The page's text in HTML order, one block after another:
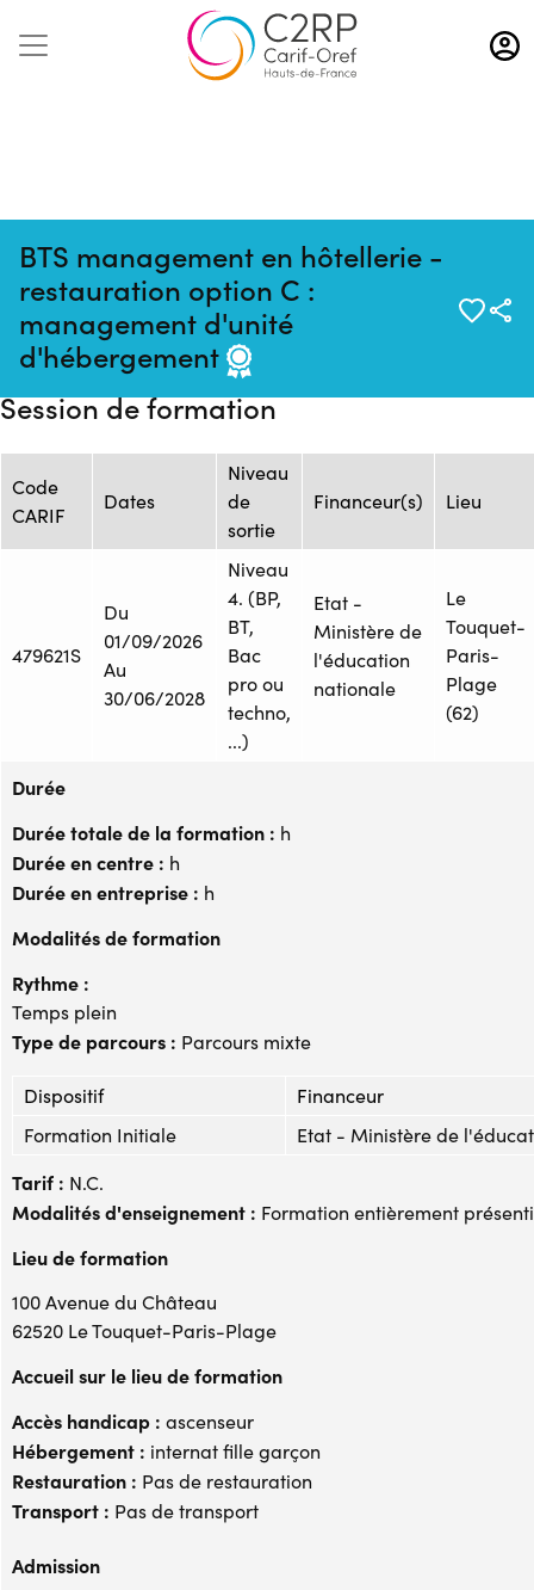
Aller
au
contenu
BTS management en hôtellerie -
restauration option C :
management d'unité
d'hébergement
09/08/2026
Formation :
ONISEP_FOR.5861_AF.15805
Source :
Flux
Session de formation
Code
CARIF
Dates
Niveau
de
sortie
Financeur(s) Lieu
479621S
Du
01/09/2026
Au
30/06/2028
Niveau
4. (BP,
BT,
Bac
pro ou
techno,
...)
Etat -
Ministère de
l'éducation
nationale
Le
Touquet-
Paris-
Plage
(62)
Durée
Durée totale de la formation : h
Durée en centre : h
Durée en entreprise : h
Modalités de formation
Rythme :
Temps plein
Type de parcours : Parcours mixte
Dispositif
Financeur
Formation Initiale
Etat - Ministère de
Tarif : N.C.
Modalités d'enseignement : Formation entièrement
Lieu de formation
100 Avenue du Château
62520 Le Touquet-Paris-Plage
Accueil sur le lieu de formation
Accès handicap : ascenseur
Hébergement : internat fille garçon
Restauration : Pas de restauration
Transport : Pas de transport
Admission